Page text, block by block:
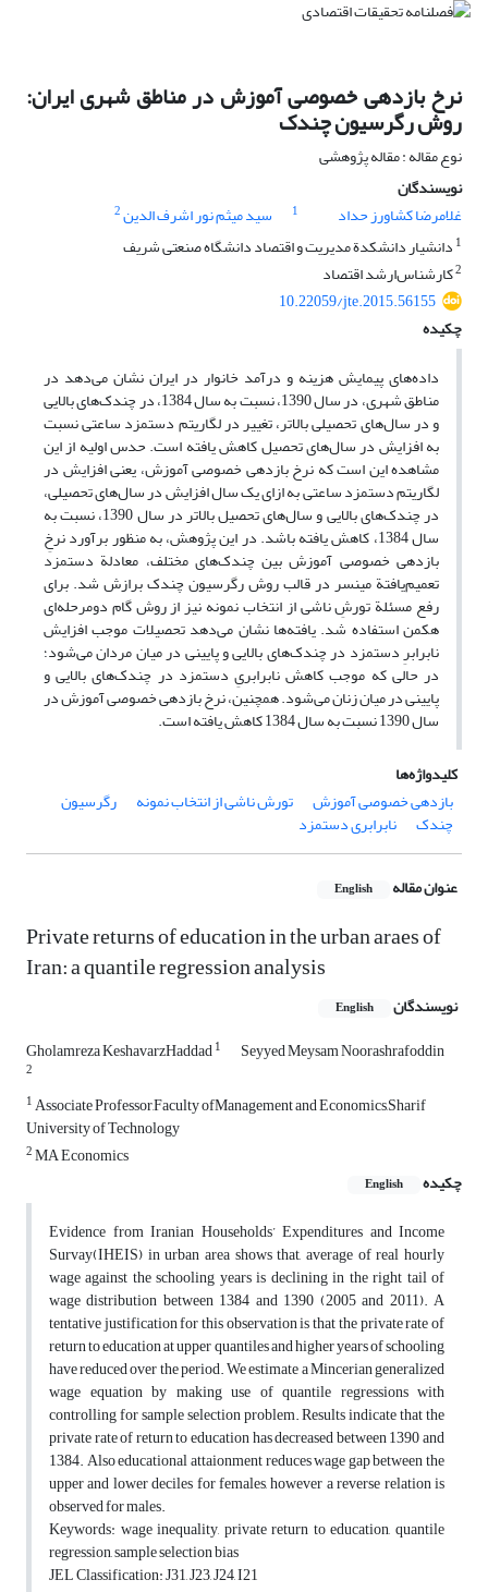
نرخ بازدهی خصوصی آموزش در مناطق شهری ایران:
روش رگرسیون چندک
نوع مقاله : مقاله پژوهشی
نویسندگان
غلامرضا کشاورز حداد
1 سید میثم نور اشرف الدین2
1 دانشیار دانشکدة مدیریت و اقتصاد دانشگاه صنعتی شریف
2کارشناس‌ارشد اقتصاد
10.22059/jte.2015.56155
چکیده
داده‌های پیمایش هزینه و درآمد خانوار در ایران نشان می‌دهد در
مناطق شهری، در سال 1390، نسبت به سال 1384، در چندک‌های بالایی
و در سال‌های تحصیلی بالاتر، تغییر در لگاریتم دستمزد ساعتی نسبت
به افزایش در سال‌های تحصیل کاهش یافته است. حدس اولیه از این
مشاهده این است که نرخ بازدهی خصوصی آموزش، یعنی افزایش در
لگاریتم دستمزد ساعتی به ازای یک سال افزایش در سال‌های تحصیلی،
در چندک‌های بالایی و سال‌های تحصیل بالاتر در سال 1390، نسبت به
سال 1384، کاهش یافته باشد. در این پژوهش، به منظور برآورد نرخِ
بازدهی خصوصی آموزش بین چندک‌های مختلف، معادلة دستمزد
تعمیم‌یافتة مینسر در قالب روش رگرسیون چندک برازش شد. برای
رفع مسئلة تورشِ ناشی از انتخاب نمونه نیز از روش گام دومرحله‌ای
هکمن استفاده شد. یافته‌ها نشان می‌دهد تحصیلات موجب افزایش
نابرابرِ دستمزد در چندک‌های بالایی و پایینی در میان مردان می‌شود؛
در حالی‌ که موجب کاهش نابرابریِ دستمزد در چندک‌های بالایی و
پایینی در میان زنان می‌شود. همچنین، نرخ بازدهی خصوصی آموزش در
سال 1390 نسبت به سال 1384 کاهش یافته است.
کلیدواژه‌ها
بازدهی خصوصی آموزش
تورش ناشی از انتخاب نمونه رگرسیون
چندک نابرابری دستمزد
عنوان مقاله English
Private returns of education in the urban araes of
Iran: a quantile regression analysis
نویسندگان English
Gholamreza KeshavarzHaddad1 Seyyed Meysam Noorashrafoddin
2
1Associate Professor,Faculty ofManagement and Economics,Sharif
University of Technology
2MA Economics
چکیده
English
Evidence from Iranian Households’ Expenditures and Income
Survay(IHEIS) in urban area shows that, average of real hourly
wage against the schooling years is declining in the right tail of
wage distribution between 1384 and 1390 (2005 and 2011). A
tentative justification for this observation is that the private rate of
return to education at upper quantiles and higher years of schooling
have reduced over the period. We estimate a Mincerian generalized
wage equation by making use of quantile regressions with
controlling for sample selection problem. Results indicate that the
private rate of return to education has decreased between 1390 and
1384. Also educational attaionment reduces wage gap between the
upper and lower deciles for females, however a reverse relation is
observed for males.
Keywords: wage inequality, private return to education, quantile
regression, sample selection bias
JEL Classification: J31, J23, J24, I21